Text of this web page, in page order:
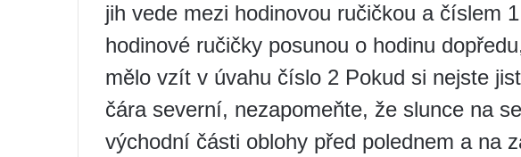
jih vede mezi hodinovou ručičkou a číslem
hodinové ručičky posunou o hodinu
mělo vzít v úvahu číslo 2 Pokud si nejste
čára severní, nezapomeňte, že slunce na
východní části oblohy před polednem a na